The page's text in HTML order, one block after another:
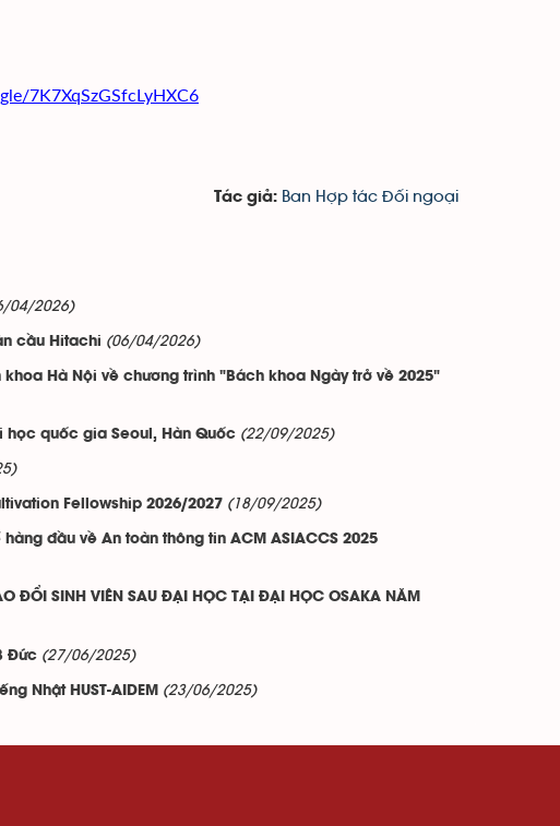
7K7XqSzGSfcLyHXC6
Tác giả: Ban Hợp tác Đối ngoại
04/2026)
cầu Hitachi (06/04/2026)
Hà Nội về chương trình "Bách khoa Ngày trở về 2025"
quốc gia Seoul, Hàn Quốc (22/09/2025)
Fellowship 2026/2027 (18/09/2025)
đầu về An toàn thông tin ACM ASIACCS 2025
ĐỔI SINH VIÊN SAU ĐẠI HỌC TẠI ĐẠI HỌC OSAKA NĂM
Đức (27/06/2025)
Nhật HUST-AIDEM (23/06/2025)